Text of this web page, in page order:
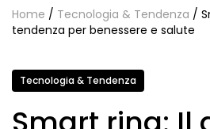
Home / Tecnologia & Tendenza /
tendenza per benessere e salute
Tecnologia & Tendenza